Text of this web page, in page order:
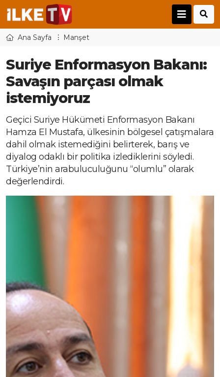
Ana Sayfa Manşet
Suriye Enformasyon Bakanı:
Savaşın parçası olmak
istemiyoruz
Geçici Suriye Hükümeti Enformasyon Bakanı
Hamza El Mustafa, ülkesinin bölgesel çatışmalara
dahil olmak istemediğini belirterek, barış ve
diyalog odaklı bir politika izlediklerini söyledi.
Türkiye’nin arabuluculuğunu “olumlu” olarak
değerlendirdi.